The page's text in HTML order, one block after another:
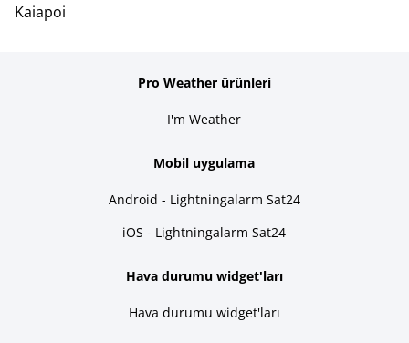
Kaiapoi
Pro Weather ürünleri
I'm Weather
Mobil uygulama
Android - Lightningalarm Sat24
iOS - Lightningalarm Sat24
Hava durumu widget'ları
Hava durumu widget'ları